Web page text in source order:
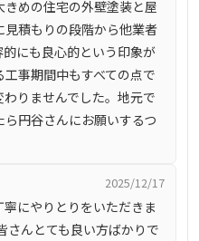
口をご利用ください。
きめの住宅の外壁塗装と屋
見積もりの段階から他業者
にも良心的という印象が
事期間中もすべての点で
りませんでした。地元で
円谷さんにお願いするつ
2025/12/17
寧にやりとりをいただきま
さんとても良い方ばかりで